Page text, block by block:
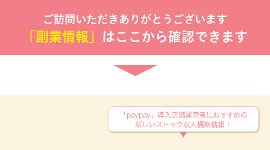
ご訪問いただきありがとうございます
「副業情報」 はここから確認できます
「paypay」導入店舗運営者におすすめの
新しいストック収入構築情報！